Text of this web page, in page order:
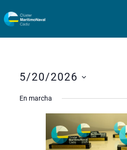
al
5/20/2026
En marcha